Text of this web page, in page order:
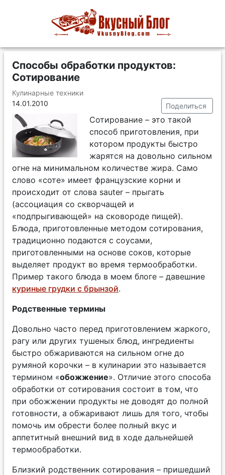
Способы обработки продуктов:
Сотирование
Кулинарные техники
14.01.2010
Поделиться
Сотирование – это такой
способ приготовления, при
котором продукты быстро
жарятся на довольно сильном
огне на минимальном количестве жира. Само
слово «соте» имеет французские корни и
происходит от слова sauter – прыгать
(ассоциация со скворчащей и
«подпрыгивающей» на сковороде пищей).
Блюда, приготовленные методом сотирования,
традиционно подаются с соусами,
приготовленными на основе соков, которые
выделяет продукт во время термообработки.
Пример такого блюда в моем блоге – давешние
куриные грудки с брынзой.
Родственные термины
Довольно часто перед приготовлением жаркого,
рагу или других тушеных блюд, ингредиенты
быстро обжариваются на сильном огне до
румяной корочки – в кулинарии это называется
термином «обожжение». Отличие этого способа
обработки от сотирования состоит в том, что
при обожжении продукты не доводят до полной
готовности, а обжаривают лишь для того, чтобы
помочь им обрести более полный вкус и
аппетитный внешний вид в ходе дальнейшей
термообработки.
Близкий родственник сотирования – пришедший